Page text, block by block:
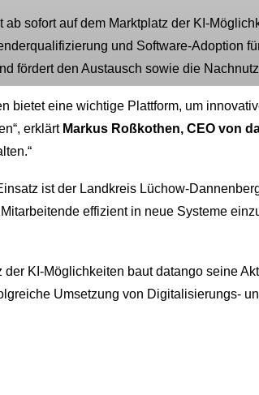
ab sofort auf dem Marktplatz der KI-
und Software-Adoption
fördert den Austausch sowie die
bietet eine wichtige Plattform, um
erklärt Markus Roßkothen, CEO von
ist der Landkreis Lüchow-
effizient in neue Systeme
der KI-Möglichkeiten baut datango seine
Umsetzung von Digitalisierungs-